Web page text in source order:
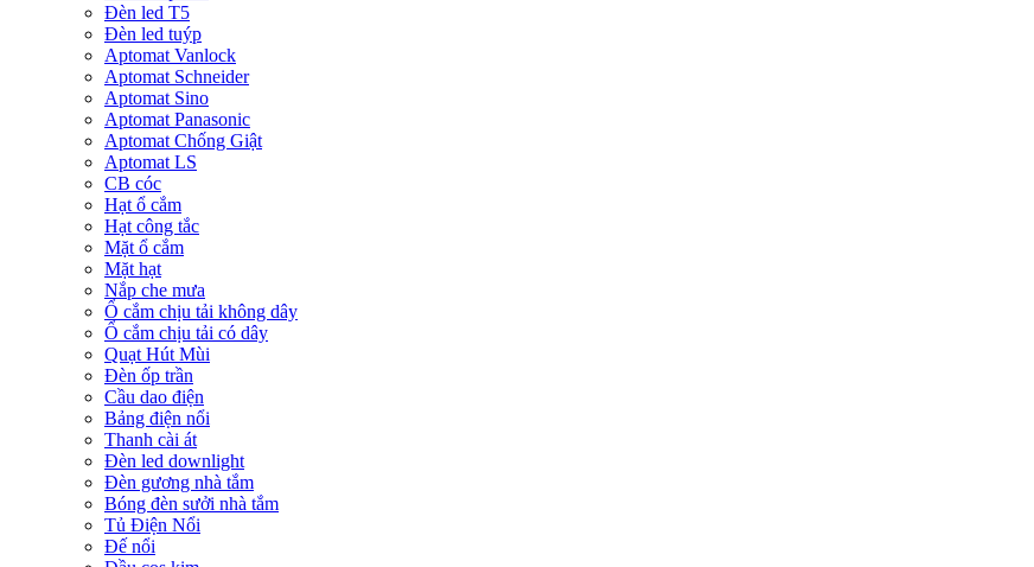
Đèn led T5
Đèn led tuýp
Aptomat Vanlock
Aptomat Schneider
Aptomat Sino
Aptomat Panasonic
Aptomat Chống Giật
Aptomat LS
CB cóc
Hạt ổ cắm
Hạt công tắc
Mặt ổ cắm
Mặt hạt
Nắp che mưa
Ổ cắm chịu tải không dây
Ổ cắm chịu tải có dây
Quạt Hút Mùi
Đèn ốp trần
Cầu dao điện
Bảng điện nổi
Thanh cài át
Đèn led downlight
Đèn gương nhà tắm
Bóng đèn sưởi nhà tắm
Tủ Điện Nổi
Đế nổi